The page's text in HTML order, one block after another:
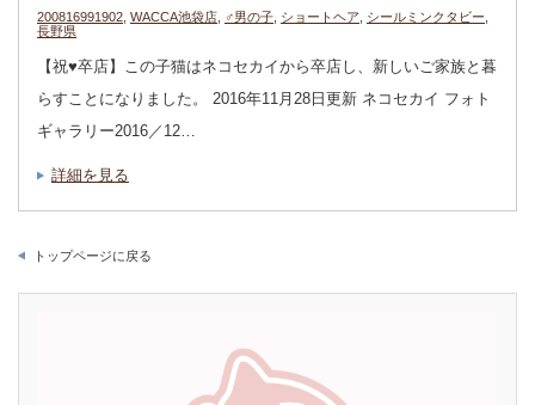
200816991902 WACCA池袋店 ♂男の子 ショートヘア シールミンクタビー
長野県
【祝♥︎卒店】この子猫はネコセカイから卒店し、新しいご家族と暮
らすことになりました。 2016年11月28日更新 ネコセカイ フォト
ギャラリー2016／12…
詳細を見る
トップページに戻る